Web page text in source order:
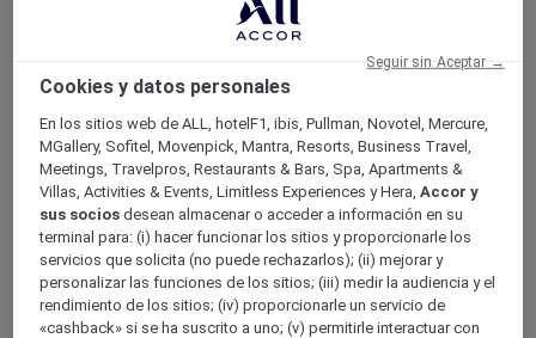
ALL Accor+ Voyager
15% de descuent todo el añoen sus estancias en +30
marcas
ÚNETE YA
Cookies y datos personales
En los sitios web de ALL, hotelF1, ibis, Pullman, Novotel, Mercure,
MGallery, Sofitel, Movenpick, Mantra, Resorts, Business Travel,
Meetings, Travelpros, Restaurants & Bars, Spa, Apartments &
Villas, Activities & Events, Limitless Experiences y Hera,Accor y
sus socios desean almacenar o acceder a información en su
terminal para: (i) hacer funcionar los sitios y proporcionarle los
servicios que solicita (no puede rechazarlos); (ii) mejorar y
personalizar las funciones de los sitios; (iii) medir la audiencia y el
rendimiento de los sitios; (iv) proporcionarle un servicio de
«cashback» si se ha suscrito a uno; (v) permitirle interactuar con
Seguir sin Aceptar →